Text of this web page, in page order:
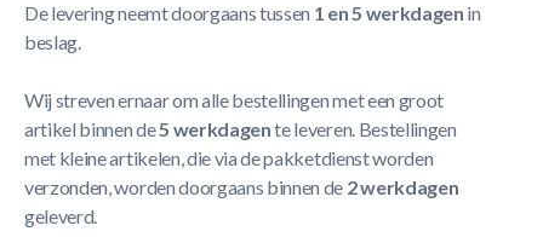
De levering neemt doorgaans tussen 1 en 5 werkdagen in
beslag.
Wij streven ernaar om alle bestellingen met een groot
artikel binnen de5 werkdagente leveren. Bestellingen
met kleine artikelen, die via de pakketdienst worden
verzonden, worden doorgaans binnen de 2 werkdagen
geleverd.